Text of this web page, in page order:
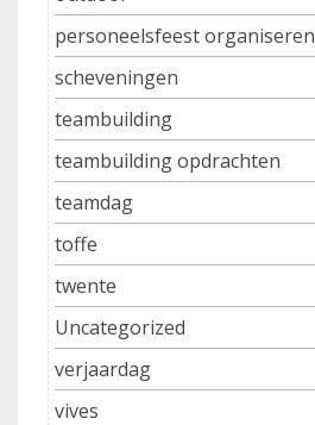
personeelsfeest organiseren
scheveningen
teambuilding
teambuilding opdrachten
teamdag
toffe
twente
Uncategorized
verjaardag
vives